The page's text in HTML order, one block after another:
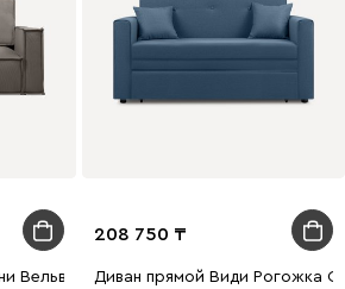
Вельвет Серый
208 750
Диван прямой Види Рогожка